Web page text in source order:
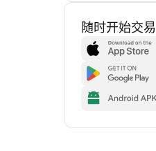
随时开始交易